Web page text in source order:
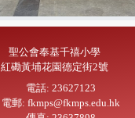
聖公會奉基千禧小學
紅磡黃埔花園德定街2號
電話: 23627123
電郵: fkmps@fkmps.edu.hk